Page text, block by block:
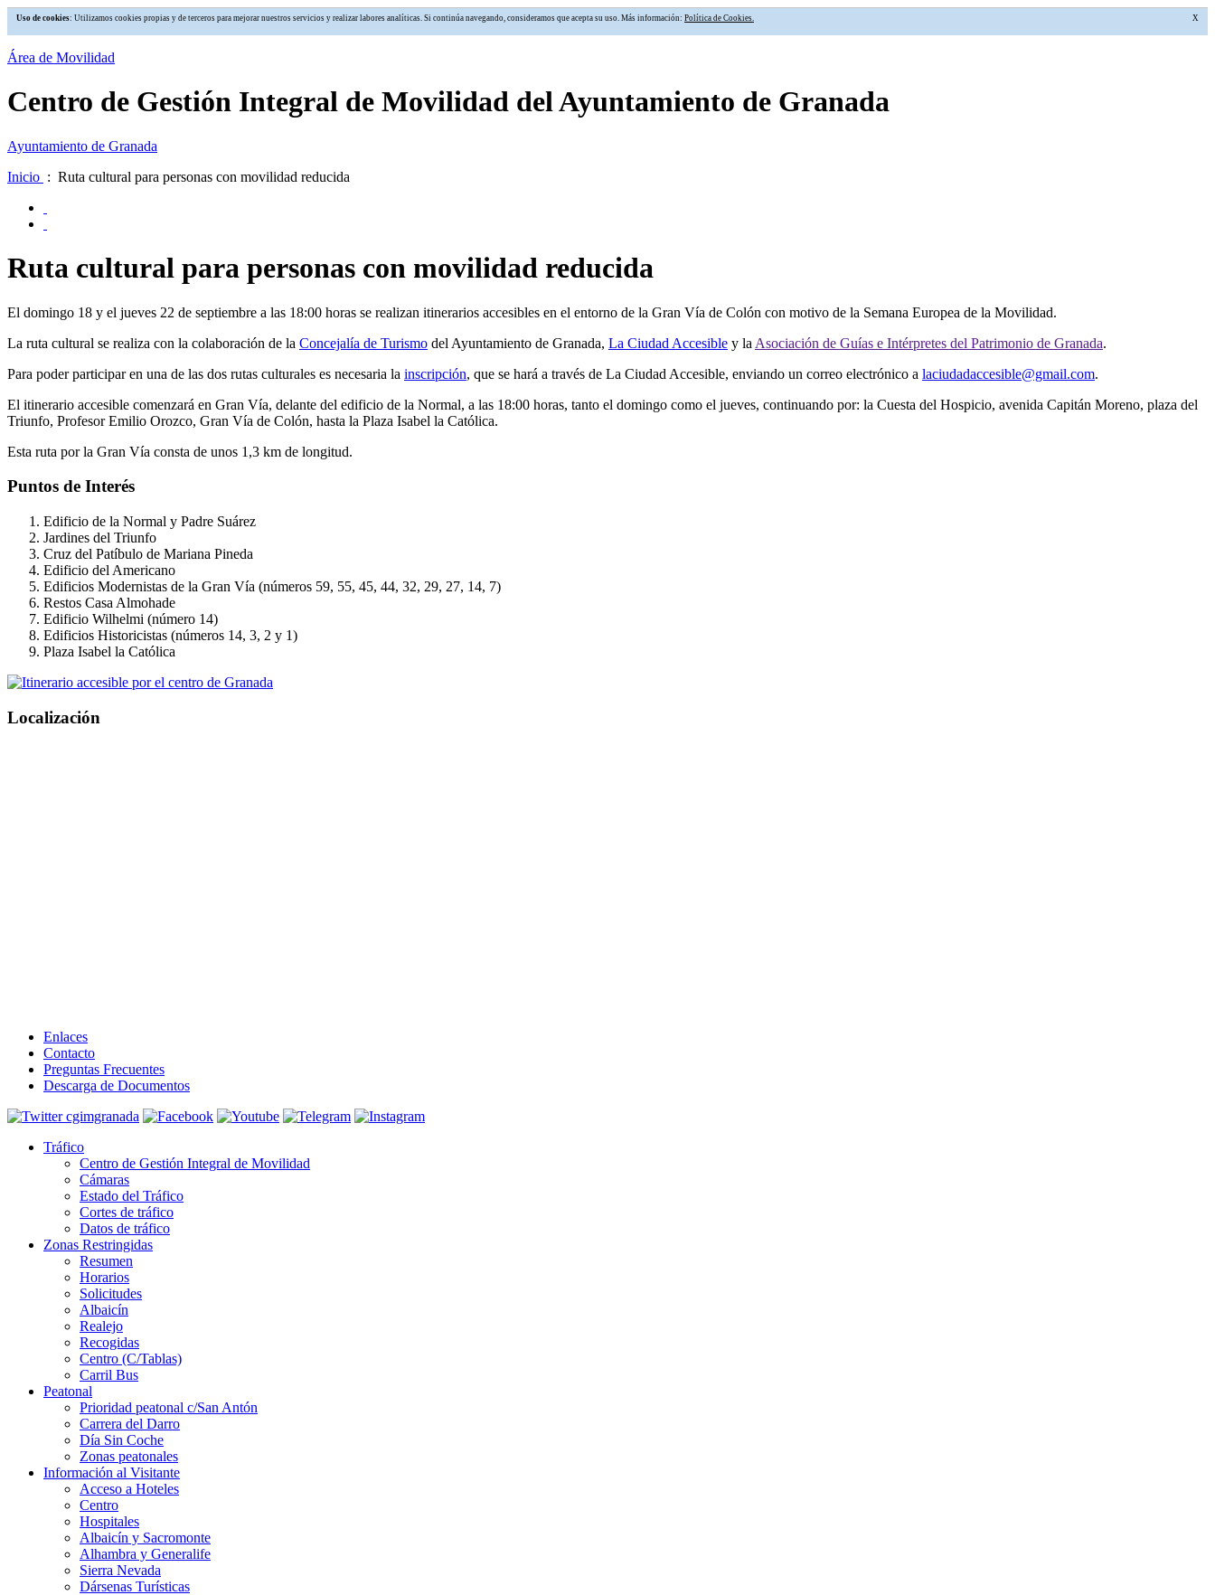
Uso de cookies: Utilizamos cookies propias y de terceros para mejorar nuestros servicios y realizar labores analíticas. Si continúa navegando, consideramos que acepta su uso. Más información: Política de Cookies. X
Área de Movilidad
Centro de Gestión Integral de Movilidad del Ayuntamiento de Granada
Ayuntamiento de Granada
Inicio : Ruta cultural para personas con movilidad reducida
Ruta cultural para personas con movilidad reducida
El domingo 18 y el jueves 22 de septiembre a las 18:00 horas se realizan itinerarios accesibles en el entorno de la Gran Vía de Colón con motivo de la Semana Europea de la Movilidad.
La ruta cultural se realiza con la colaboración de la Concejalía de Turismo del Ayuntamiento de Granada, La Ciudad Accesible y la Asociación de Guías e Intérpretes del Patrimonio de Granada.
Para poder participar en una de las dos rutas culturales es necesaria la inscripción, que se hará a través de La Ciudad Accesible, enviando un correo electrónico a laciudadaccesible@gmail.com.
El itinerario accesible comenzará en Gran Vía, delante del edificio de la Normal, a las 18:00 horas, tanto el domingo como el jueves, continuando por: la Cuesta del Hospicio, avenida Capitán Moreno, plaza del
Triunfo, Profesor Emilio Orozco, Gran Vía de Colón, hasta la Plaza Isabel la Católica.
Esta ruta por la Gran Vía consta de unos 1,3 km de longitud.
Puntos de Interés
Edificio de la Normal y Padre Suárez
Jardines del Triunfo
Cruz del Patíbulo de Mariana Pineda
Edificio del Americano
Edificios Modernistas de la Gran Vía (números 59, 55, 45, 44, 32, 29, 27, 14, 7)
Restos Casa Almohade
Edificio Wilhelmi (número 14)
Edificios Historicistas (números 14, 3, 2 y 1)
Plaza Isabel la Católica
Localización
Enlaces
Contacto
Preguntas Frecuentes
Descarga de Documentos
Tráfico
Centro de Gestión Integral de Movilidad
Cámaras
Estado del Tráfico
Cortes de tráfico
Datos de tráfico
Zonas Restringidas
Resumen
Horarios
Solicitudes
Albaicín
Realejo
Recogidas
Centro (C/Tablas)
Carril Bus
Peatonal
Prioridad peatonal c/San Antón
Carrera del Darro
Día Sin Coche
Zonas peatonales
Información al Visitante
Acceso a Hoteles
Centro
Hospitales
Albaicín y Sacromonte
Alhambra y Generalife
Sierra Nevada
Dársenas Turísticas